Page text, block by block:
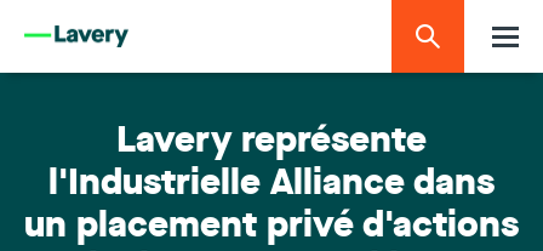
Lavery représente
l'Industrielle Alliance dans
un placement privé d'actions